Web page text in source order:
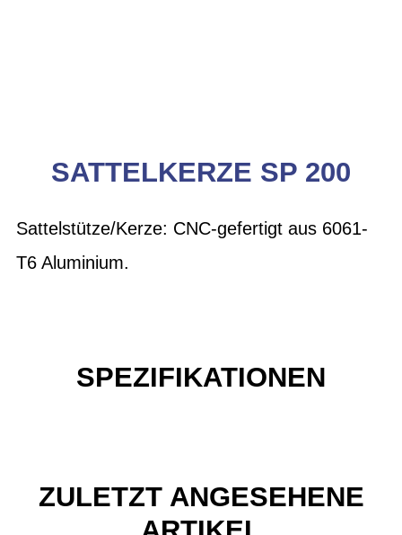
SATTELKERZE SP 200
Sattelstütze/Kerze: CNC-gefertigt aus 6061-
T6 Aluminium.
SPEZIFIKATIONEN
ZULETZT ANGESEHENE